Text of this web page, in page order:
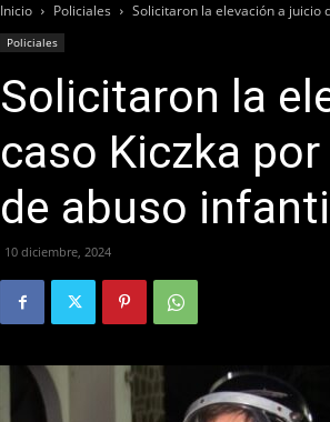
Inicio Policiales Solicitaron la elevación a juicio
Policiales
Solicitaron la
caso Kiczka
de abuso
10 diciembre, 2024